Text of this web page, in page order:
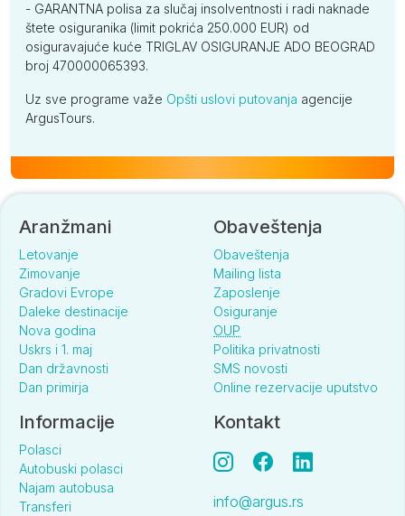
- GARANTNA polisa za slučaj insolventnosti i radi naknade
štete osiguranika (limit pokrića 250.000 EUR) od
osiguravajuće kuće TRIGLAV OSIGURANJE ADO BEOGRAD
broj 470000065393.
Uz sve programe važe Opšti uslovi putovanja agencije
ArgusTours.
Aranžmani
Letovanje
Zimovanje
Gradovi Evrope
Daleke destinacije
Nova godina
Uskrs i 1. maj
Dan državnosti
Dan primirja
Obaveštenja
Obaveštenja
Mailing lista
Zaposlenje
Osiguranje
OUP
Politika privatnosti
SMS novosti
Online rezervacije uputstvo
Informacije
Polasci
Autobuski polasci
Najam autobusa
Transferi
Kontakt
info@argus.rs